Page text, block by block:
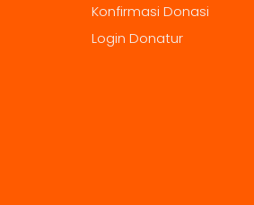
Konfirmasi Donasi
Login Donatur